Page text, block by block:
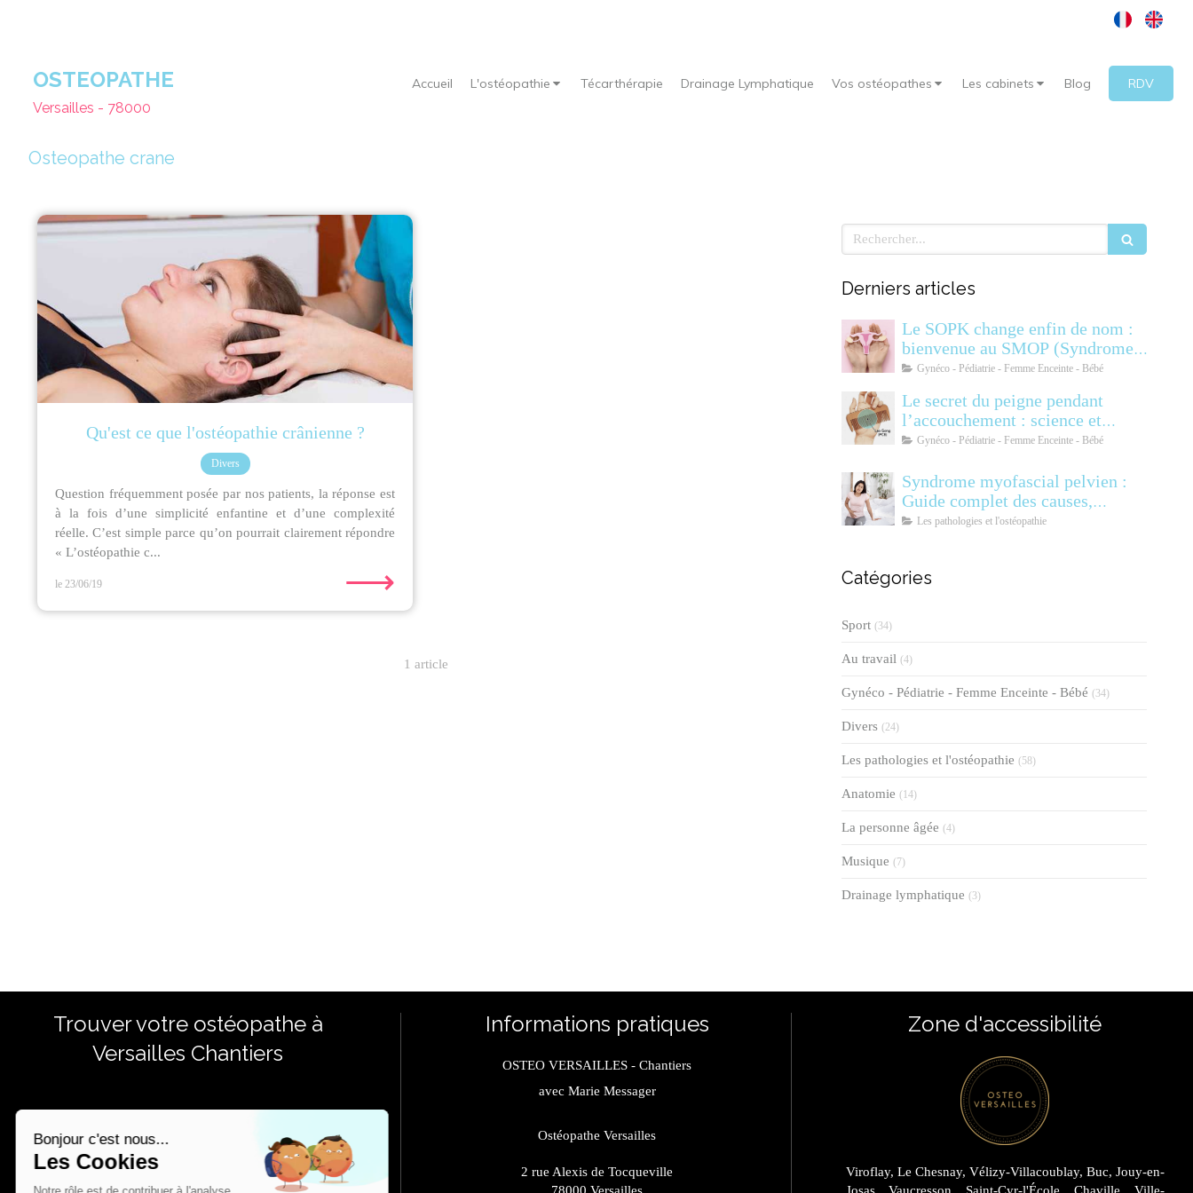
Accueil L'ostéopathie Técarthérapie Drainage Lymphatique Vos ostéopathes Les cabinets Blog RDV
OSTEOPATHE
Versailles - 78000
Osteopathe crane
Qu'est ce que l'ostéopathie crânienne ?
Divers
Question fréquemment posée par nos patients, la réponse est
à la fois d’une simplicité enfantine et d’une complexité
réelle. C’est simple parce qu’on pourrait clairement répondre
« L’ostéopathie c...
le 23/06/19 ⟶
1 article
Rechercher
Derniers articles
Le SOPK change enfin de nom :
bienvenue au SMOP (Syndrome
Métabolique Ovarien
Gynéco - Pédiatrie - Femme Enceinte - Bébé
Le secret du peigne pendant
l’accouchement : science et
soulagement
Gynéco - Pédiatrie - Femme Enceinte - Bébé
Syndrome myofascial pelvien :
Guide complet des causes,
symptômes, diagnostic et
Les pathologies et l'ostéopathie
Catégories
Sport (34)
Au travail (4)
Gynéco - Pédiatrie - Femme Enceinte - Bébé (34)
Divers (24)
Les pathologies et l'ostéopathie (58)
Anatomie (14)
La personne âgée (4)
Musique (7)
Drainage lymphatique (3)
Trouver votre ostéopathe à
Versailles Chantiers
Informations pratiques
OSTEO VERSAILLES - Chantiers
avec Marie Messager
Ostéopathe Versailles
2 rue Alexis de Tocqueville
Zone d'accessibilité
Viroflay, Le Chesnay, Vélizy-Villacoublay, Buc, Jouy-en-